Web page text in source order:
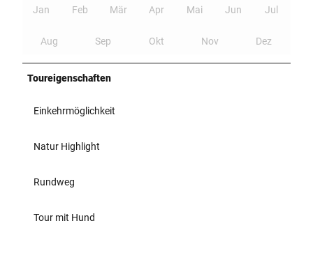
Jan Feb Mär Apr Mai Jun Jul
Aug Sep Okt Nov Dez
Toureigenschaften
Einkehrmöglichkeit
Natur Highlight
Rundweg
Tour mit Hund